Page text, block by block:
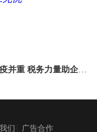
并重 税务力量助企复
们 广告合作